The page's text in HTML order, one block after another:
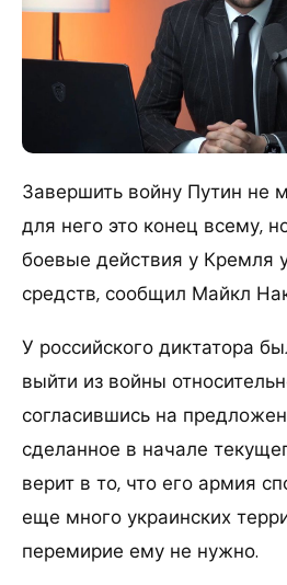
Завершить войну Путин не
для него это конец всему,
боевые действия у Кремля
средств, сообщил Майкл
У российского диктатора
выйти из войны
согласившись на
сделанное в начале
верит в то, что его армия
еще много украинских
перемирие ему не нужно.